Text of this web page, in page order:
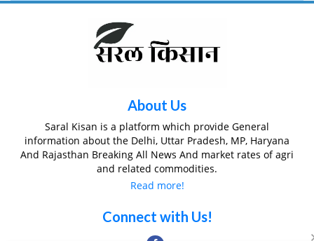
About Us
Saral Kisan is a platform which provide General
information about the Delhi, Uttar Pradesh, MP, Haryana
And Rajasthan Breaking All News And market rates of agri
and related commodities.
Read more!
Connect with Us!